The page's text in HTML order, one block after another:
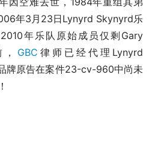
年3月23日Lynyrd Skynyrd乐
年乐队原始成员仅剩Gary
GBC 律师已经代理Lynyrd
牌原告在案件23-cv-960中尚未